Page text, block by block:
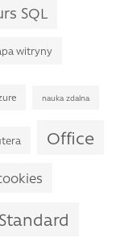
SQL
witryny
nauka zdalna
Office